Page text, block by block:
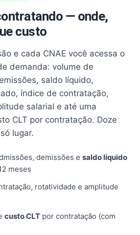
— onde,
custo
e cada CNAE você acessa o
demanda: volume de
saldo líquido,
índice de contratação,
salarial e até uma
CLT por contratação. Doze
lugar.
demissões e saldo líquido
meses
rotatividade e amplitude
custo CLT por contratação (com